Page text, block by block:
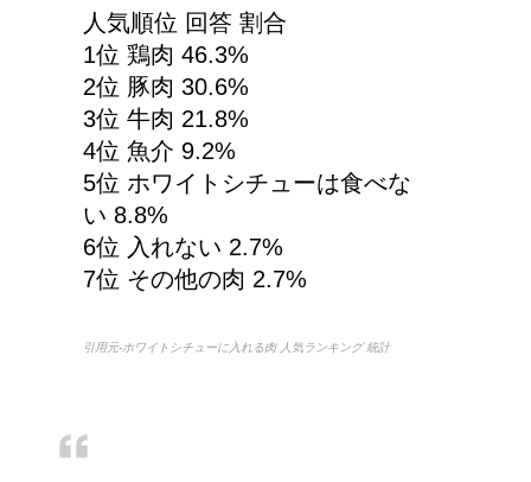
第二次世界大戦における
日本の徴兵年齢は？
人気順位 回答 割合
1位 鶏肉 46.3%
2位 豚肉 30.6%
3位 牛肉 21.8%
4位 魚介 9.2%
5位 ホワイトシチューは食べな
い 8.8%
6位 入れない 2.7%
7位 その他の肉 2.7%
引用元-ホワイトシチューに入れる肉 人気ランキング 統計